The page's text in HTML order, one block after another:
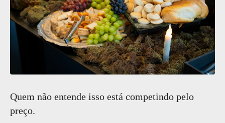
Quem não entende isso está competindo pelo
preço.